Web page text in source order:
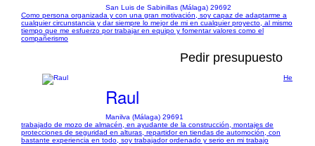
San Luis de Sabinillas (Málaga) 29692
Como persona organizada y con una gran motivación, soy capaz de adaptarme a
cualquier circunstancia y dar siempre lo mejor de mi en cualquier proyecto, al mismo
tiempo que me esfuerzo por trabajar en equipo y fomentar valores como el
compañerismo
Pedir presupuesto
Raul
Manilva (Málaga) 29691
He
trabajado de mozo de almacén, en ayudante de la construcción, montajes de
protecciones de seguridad en alturas, repartidor en tiendas de automoción, con
bastante experiencia en todo, soy trabajador ordenado y serio en mi trabajo